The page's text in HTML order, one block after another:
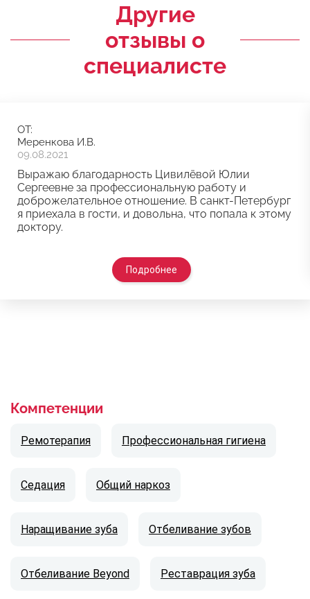
Другие
отзывы о
специалисте
ОТ:
Меренкова И.В.
09.08.2021
Выражаю благодарность Цивилёвой Юлии
Сергеевне за профессиональную работу и
доброжелательное отношение. В санкт-Петербург
я приехала в гости, и довольна, что попала к этому
доктору.
Подробнее
Компетенции
Ремотерапия Профессиональная гигиена
Седация Общий наркоз
Наращивание зуба Отбеливание зубов
Отбеливание Beyond Реставрация зуба